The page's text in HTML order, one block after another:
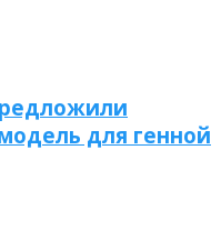
для генной